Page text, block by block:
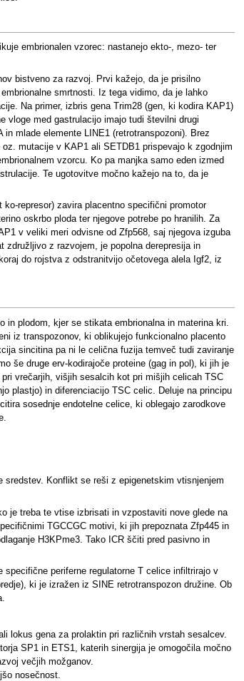
embrionalen vzorec: nastanejo ekto-, mezo- ter
bistveno za razvoj. Prvi kažejo, da je prisilno
smrtnosti. Iz tega vidimo, da je lahko
Na primer, izbris gena Trim28 (gen, ki kodira KAP1)
vloge med gastrulacijo imajo tudi številni drugi
mlade elemente LINE1 (retrotranspozoni). Brez
mutacije v KAP1 ali SETDB1 prispevajo k zgodnjim
vzorcu. Ko pa manjka samo eden izmed
Te ugotovitve močno kažejo na to, da je
represor) zavira placentno specifični promotor
oskrbo ploda ter njegove potrebe po hranilih. Za
v veliki meri odvisne od Zfp568, saj njegova izguba
združljivo z razvojem, je popolna derepresija in
do rojstva z odstranitvijo očetovega alela Igf2, iz
plodom, kjer se stikata embrionalna in materina kri.
iz transpozonov, ki oblikujejo funkcionalno placento
sincitina pa ni le celična fuzija temveč tudi zaviranje
še druge erv-kodirajoče proteine (gag in pol), ki jih je
vrečarjih, višjih sesalcih kot pri mišjih celicah TSC
plastjo) in diferenciacijo TSC celic. Deluje na principu
sosednje endotelne celice, ki oblegajo zarodkove
Konflikt se reši z epigenetskim vtisnjenjem
je treba te vtise izbrisati in vzpostaviti nove glede na
TGCCGC motivi, ki jih prepoznata Zfp445 in
H3KPme3. Tako ICR ščiti pred pasivno in
periferne regulatorne T celice infiltrirajo v
ki je izražen iz SINE retrotranspozon družine. Ob
lokus gena za prolaktin pri različnih vrstah sesalcev.
SP1 in ETS1, katerih sinergija je omogočila močno
večjih možganov.
nosečnost.